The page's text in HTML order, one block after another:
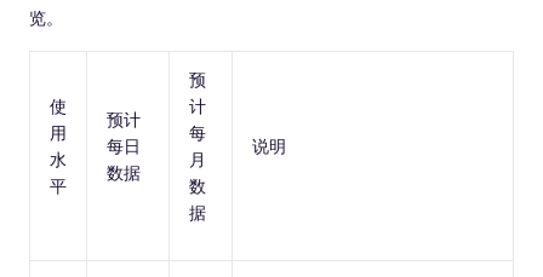
览。
使
用
水
平
预计
每日
数据
预
计
每
月
数
据
说明